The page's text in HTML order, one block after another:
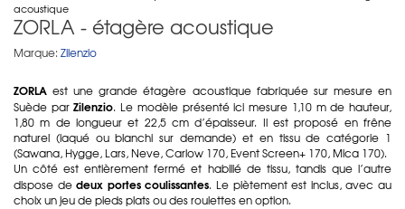
acoustique
ZORLA - étagère acoustique
Marque: Zilenzio
ZORLA est une grande étagère acoustique fabriquée sur mesure en
Suède parZilenzio. Le modèle présenté ici mesure 1,10 m de hauteur,
1,80 m de longueur et 22,5 cm d’épaisseur. Il est proposé en frêne
naturel (laqué ou blanchi sur demande) et en tissu de catégorie 1
(Sawana, Hygge, Lars, Neve, Carlow 170, Event Screen+ 170, Mica 170).
Un côté est entièrement fermé et habillé de tissu, tandis que l’autre
dispose dedeux portes coulissantes. Le piètement est inclus, avec au
choix un jeu de pieds plats ou des roulettes en option.